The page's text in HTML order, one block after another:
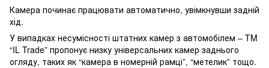
Камера починає працювати автоматично, увімкнувши задній
хід.
У випадках несумісності штатних камер з автомобілем – TM
“IL Trade” пропонує низку універсальних камер заднього
огляду, таких як “камера в номерній рамці”, “метелик” тощо.